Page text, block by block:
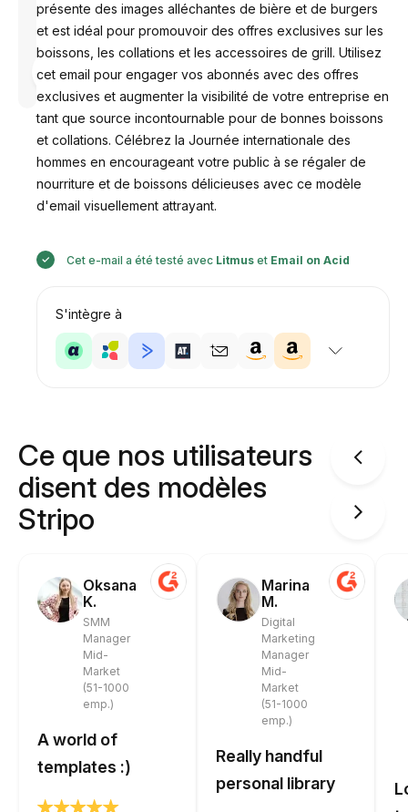
Anastasiia
présente des images alléchantes de bière et de burgers
et est idéal pour promouvoir des offres exclusives sur les
boissons, les collations et les accessoires de grill. Utilisez
cet email pour engager vos abonnés avec des offres
exclusives et augmenter la visibilité de votre entreprise en
tant que source incontournable pour de bonnes boissons
et collations. Célébrez la Journée internationale des
hommes en encourageant votre public à se régaler de
nourriture et de boissons délicieuses avec ce modèle
d'email visuellement attrayant.
Cet e-mail a été testé avec Litmus et Email on Acid
S'intègre à
Ce que nos utilisateurs
disent des modèles
Stripo
Oksana
K.
SMM
Manager
Mid-
Market
(51-1000
emp.)
A world of
templates :)
Marina
M.
Digital
Marketing
Manager
Mid-
Market
(51-1000
emp.)
Really handful
personal library